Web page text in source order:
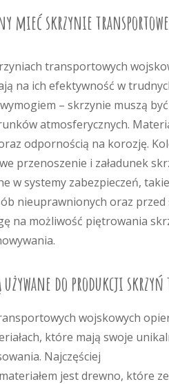
mieć skrzynie
transportowych
na ich efektywność w
– skrzynie muszą
atmosferycznych.
odpornością na korozję.
przenoszenie i załadunek
w systemy zabezpieczeń,
nieuprawnionych oraz
na możliwość piętrowania
do produkcji
wojskowych
które mają swoje
Najczęściej
jest drewno, które ze